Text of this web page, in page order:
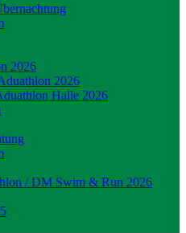
2026
2026
Halle 2026
/ DM Swim & Run 2026